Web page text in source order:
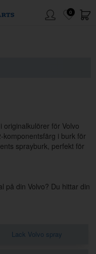
0
originalkulörer för Volvo
i burk för
sprayburk, perfekt för
på din Volvo? Du hittar din
Lack Volvo spray